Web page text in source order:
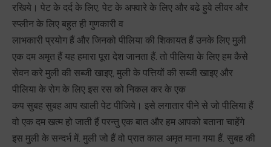
रखिये। पेट के दर्द के लिए, पेट के अफ्वारे के लिए और बढे हुवे लीवर और
स्प्लीन के लिए बहुत ही गुणकारी व
लाभकारी प्रयोग हैं और जिनको पीलिया की शिकायत हैं उनके लिए मुली
एक दम अमृत हैं यह हमारा पूरा देश जानता हैं. तो पीलिया के लिए हम कैसे
सेवन करे मुली की सब्जी खाइए, मुली के पत्तियों की सब्जी खाइए और
पीलिया के रोग के लिए इस रस को निकल कर के एक
कप सुबह सुबह आप खाली पेट पीजिये। इसे लगातार पीने से जो पीलिया हैं
वो एक दम खत्म हो जाती हैं परन्तु एक बात और हम आपको बताना चाहेंगे
इस मुली के सन्दर्भ में. मुली जो हैं वो प्रात काल अमृत माना गया हैं. सुबह की